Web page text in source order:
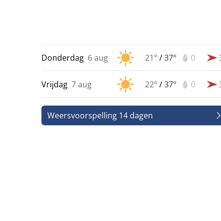
Donderdag 6 aug 21° /37° 0
Vrijdag 7 aug 22° /37° 0
Weersvoorspelling 14 dagen